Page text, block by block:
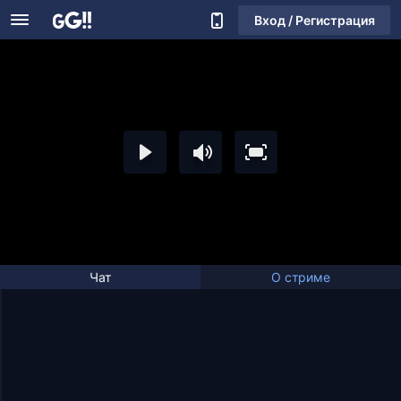
Вход / Регистрация
Чат О стриме